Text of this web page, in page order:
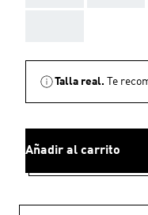
Talla real. Te
Añadir al carrito